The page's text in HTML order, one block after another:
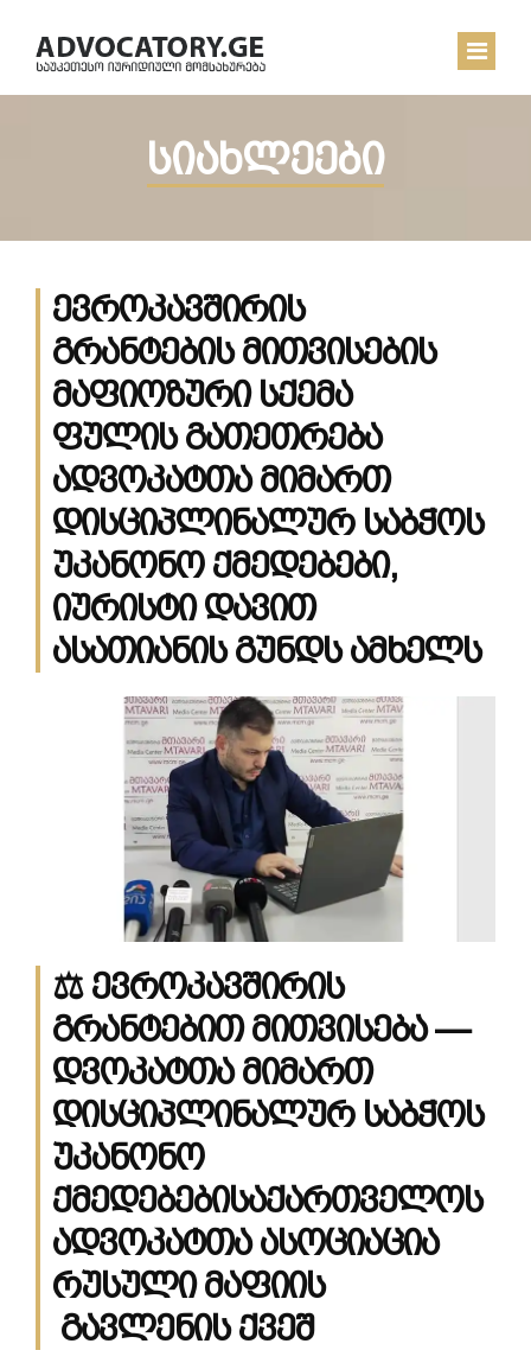
ᲙᲝᲜᲢᲐᲥᲢᲘ
სიახლეები
ევროკავშირის
გრანტების მითვისების
მაფიოზური სქემა
ფულის გათეთრება
ადვოკატთა მიმართ
დისციპლინალურ საბჭოს
უკანონო ქმედებები,
იურისტი დავით
ასათიანის გუნდს ამხელს
⚖️ ევროკავშირის
გრანტებითმითვისება—
დვოკატთა მიმართ
დისციპლინალურ საბჭოს
უკანონო
ქმედებებისაქართველოს
ადვოკატთა ასოციაცია
რუსულიმაფიის
გავლენის ქვეშ